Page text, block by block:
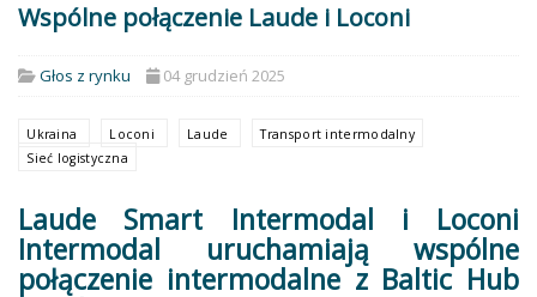
Wspólne połączenie Laude i Loconi
Głos z rynku 04 grudzień 2025
Ukraina Loconi Laude
Transport intermodalny
Sieć logistyczna
Laude Smart Intermodal i Loconi
Intermodal uruchamiają wspólne
połączenie intermodalne z Baltic Hub